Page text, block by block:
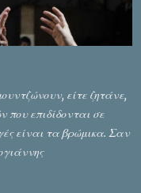
είτε ζητάνε,
επιδίδονται σε
είναι τα βρώμικα. Σαν